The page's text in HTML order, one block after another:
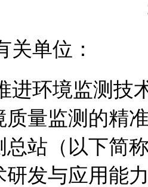
关单位：
进环境监测技
质量监测的精
总站（以下简
研发与应用能